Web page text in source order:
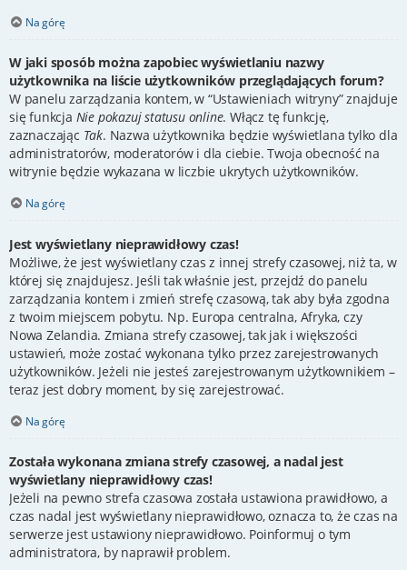
Na górę
W jaki sposób można zapobiec wyświetlaniu nazwy
użytkownika na liście użytkowników przeglądających forum?
W panelu zarządzania kontem, w “Ustawieniach witryny” znajduje
się funkcja Nie pokazuj statusu online. Włącz tę funkcję,
zaznaczając Tak. Nazwa użytkownika będzie wyświetlana tylko dla
administratorów, moderatorów i dla ciebie. Twoja obecność na
witrynie będzie wykazana w liczbie ukrytych użytkowników.
Na górę
Jest wyświetlany nieprawidłowy czas!
Możliwe, że jest wyświetlany czas z innej strefy czasowej, niż ta, w
której się znajdujesz. Jeśli tak właśnie jest, przejdź do panelu
zarządzania kontem i zmień strefę czasową, tak aby była zgodna
z twoim miejscem pobytu. Np. Europa centralna, Afryka, czy
Nowa Zelandia. Zmiana strefy czasowej, tak jak i większości
ustawień, może zostać wykonana tylko przez zarejestrowanych
użytkowników. Jeżeli nie jesteś zarejestrowanym użytkownikiem –
teraz jest dobry moment, by się zarejestrować.
Na górę
Została wykonana zmiana strefy czasowej, a nadal jest
wyświetlany nieprawidłowy czas!
Jeżeli na pewno strefa czasowa została ustawiona prawidłowo, a
czas nadal jest wyświetlany nieprawidłowo, oznacza to, że czas na
serwerze jest ustawiony nieprawidłowo. Poinformuj o tym
administratora, by naprawił problem.